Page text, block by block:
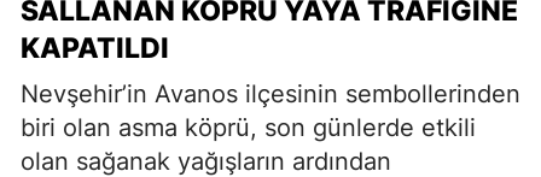
SALLANAN KÖPRÜ YAYA TRAFIĞINE
KAPATILDI
Nevşehir’in Avanos ilçesinin sembollerinden
biri olan asma köprü, son günlerde etkili
olan sağanak yağışların ardından